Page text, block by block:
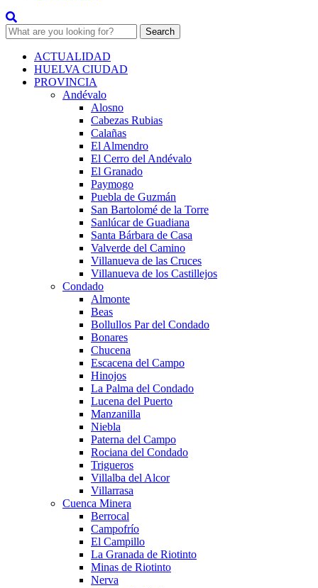
Search
for:
ACTUALIDAD
HUELVA CIUDAD
PROVINCIA
Andévalo
Alosno
Cabezas Rubias
Calañas
El Almendro
El Cerro del Andévalo
El Granado
Paymogo
Puebla de Guzmán
San Bartolomé de la Torre
Sanlúcar de Guadiana
Santa Bárbara de Casa
Valverde del Camino
Villanueva de las Cruces
Villanueva de los Castillejos
Condado
Almonte
Beas
Bollullos Par del Condado
Bonares
Chucena
Escacena del Campo
Hinojos
La Palma del Condado
Lucena del Puerto
Manzanilla
Niebla
Paterna del Campo
Rociana del Condado
Trigueros
Villalba del Alcor
Villarrasa
Cuenca Minera
Berrocal
Campofrío
El Campillo
La Granada de Riotinto
Minas de Riotinto
Nerva